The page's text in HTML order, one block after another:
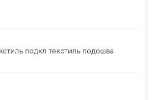
подкл текстиль подошва